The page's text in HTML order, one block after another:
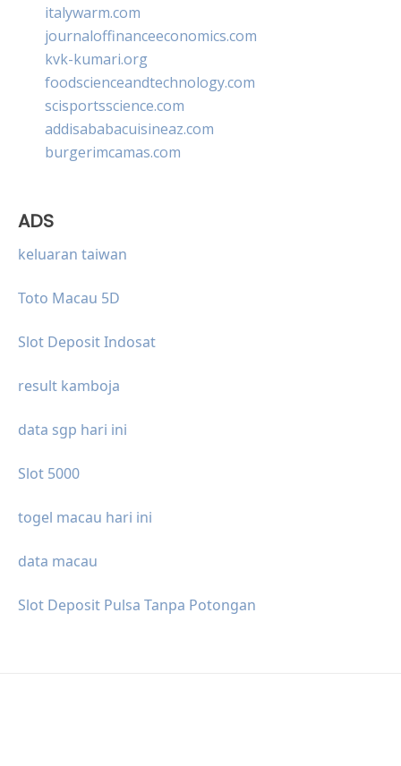
italywarm.com
journaloffinanceeconomics.com
kvk-kumari.org
foodscienceandtechnology.com
scisportsscience.com
addisababacuisineaz.com
burgerimcamas.com
ADS
keluaran taiwan
Toto Macau 5D
Slot Deposit Indosat
result kamboja
data sgp hari ini
Slot 5000
togel macau hari ini
data macau
Slot Deposit Pulsa Tanpa Potongan